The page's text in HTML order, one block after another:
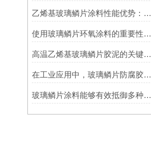
乙烯基玻璃鳞片涂料性能优势：多重防护的协同效应
使用玻璃鳞片环氧涂料的重要性在哪里方面？
高温乙烯基玻璃鳞片胶泥的关键优势：从耐久性到施工适应性
在工业应用中，玻璃鳞片防腐胶泥展现出了多重防护作用
玻璃鳞片涂料能够有效抵御多种化学物质侵蚀